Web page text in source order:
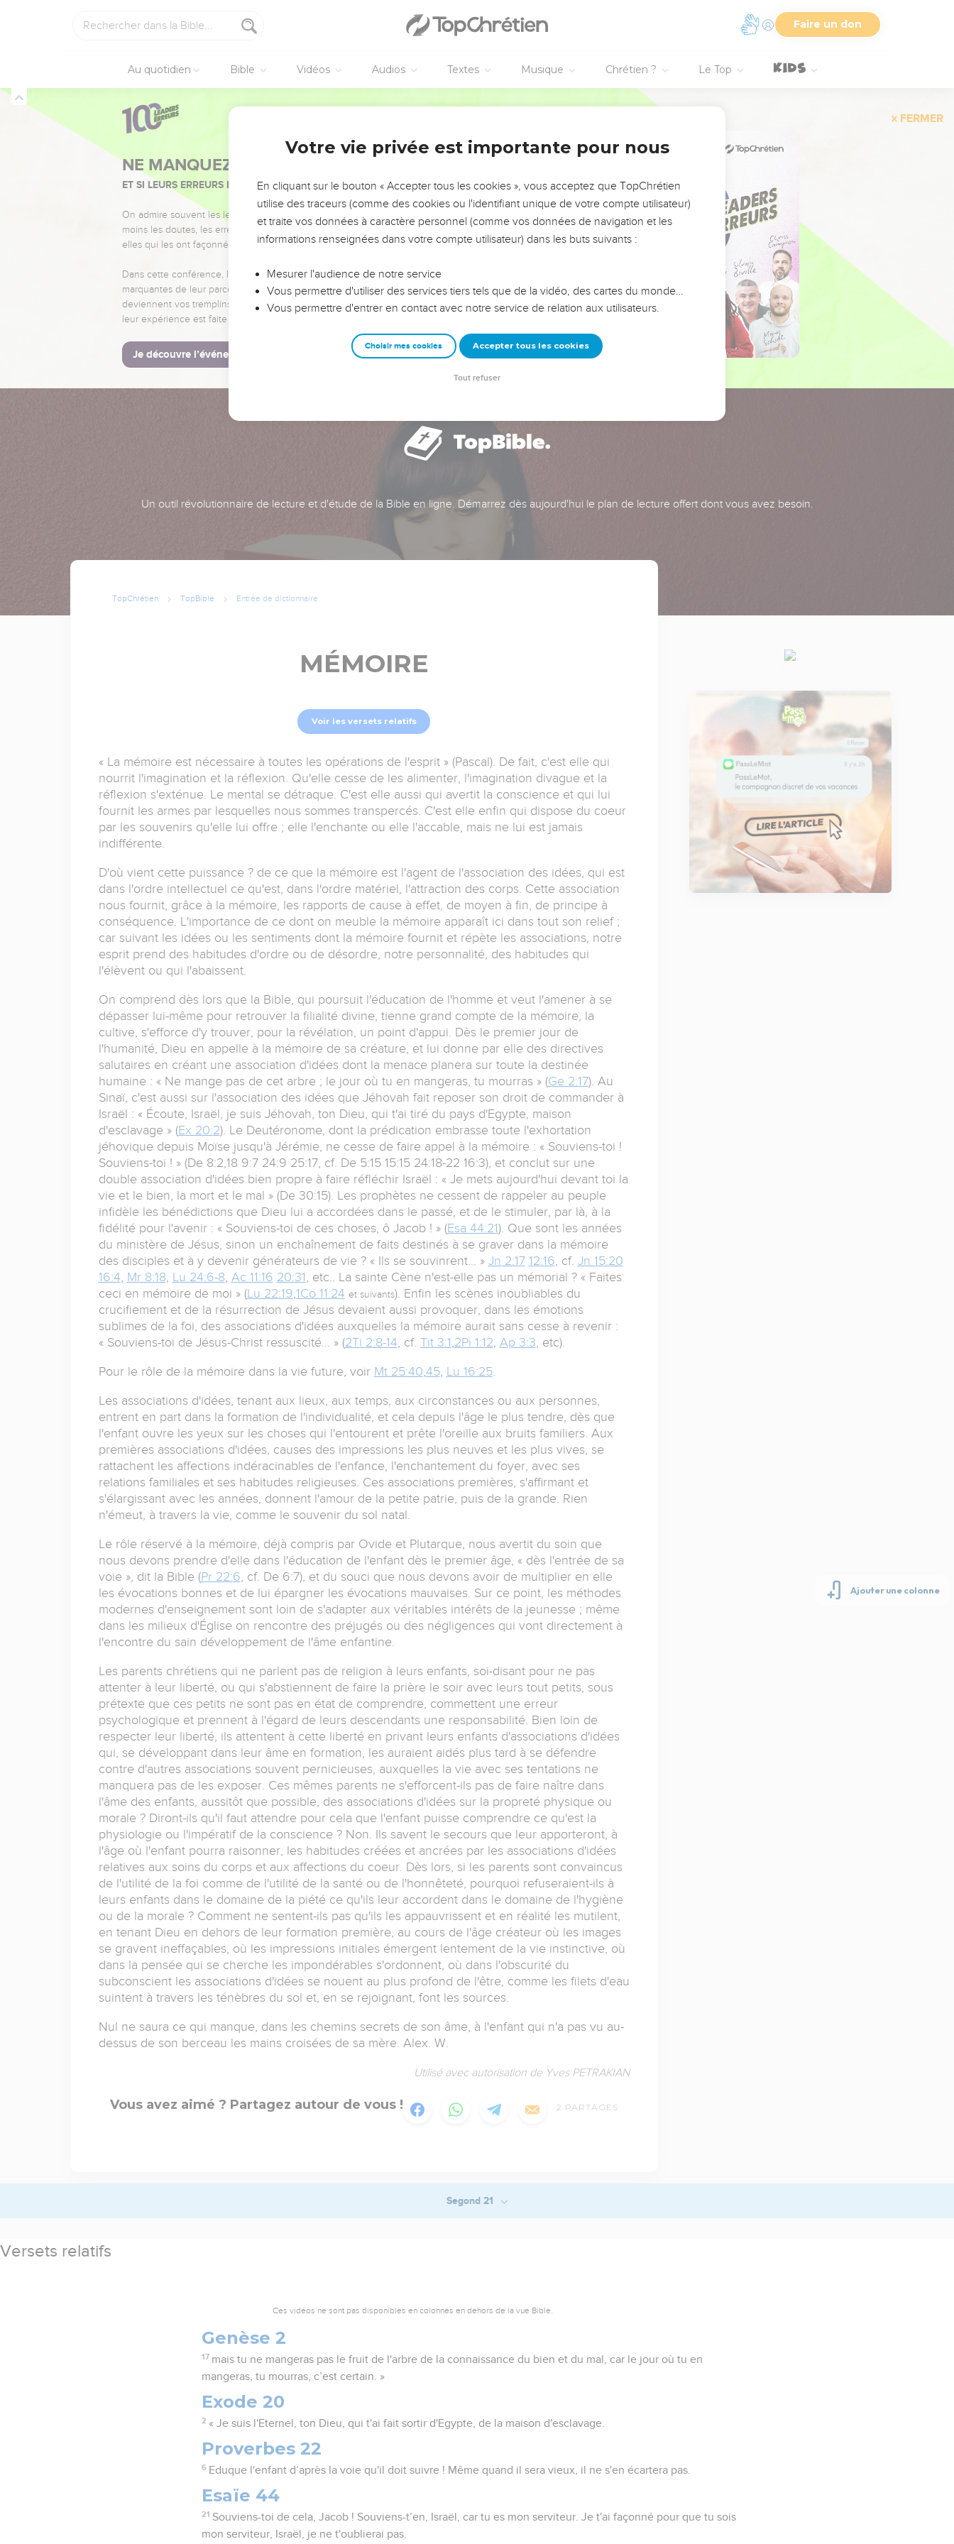
Faire un don
Au quotidien Bible Vidéos Audios Textes Musique Chrétien ? Le Top
FERMER
NE MANQUEZ PAS L’ÉVÉNEMENT DE L’ANNÉE !
ET SI LEURS ERREURS POUVAIENT VOUS ÉVITER LES VOTRES ?
On admire souvent les leaders pour leurs réussites, leur impact, leur foi ou leur vision. Mais on voit
moins les doutes, les erreurs et les saisons difficiles qu'ils ont traversés, alors même que ce sont
elles qui les ont façonnés.
Dans cette conférence, leaders, entrepreneurs, et responsables reviennent sur les erreurs
marquantes de leur parcours et les clés pour avancer avec plus de sagesse afin que leurs erreurs
deviennent vos tremplins. Que vous guidiez un ministère, une équipe, un groupe ou une famille,
leur expérience est faite pour vous.
Je découvre l’événement
Un outil révolutionnaire de lecture et d'étude de la Bible en ligne. Démarrez dès aujourd'hui le plan de lecture offert dont vous avez besoin.
TopChrétien TopBible Entrée de dictionnaire
MÉMOIRE
Voir les versets relatifs
« La mémoire est nécessaire à toutes les opérations de l'esprit » (Pascal). De fait, c'est elle qui
nourrit l'imagination et la réflexion. Qu'elle cesse de les alimenter, l'imagination divague et la
réflexion s'exténue. Le mental se détraque. C'est elle aussi qui avertit la conscience et qui lui
fournit les armes par lesquelles nous sommes transpercés. C'est elle enfin qui dispose du coeur
par les souvenirs qu'elle lui offre ; elle l'enchante ou elle l'accable, mais ne lui est jamais
indifférente.
D'où vient cette puissance ? de ce que la mémoire est l'agent de l'association des idées, qui est
dans l'ordre intellectuel ce qu'est, dans l'ordre matériel, l'attraction des corps. Cette association
nous fournit, grâce à la mémoire, les rapports de cause à effet, de moyen à fin, de principe à
conséquence. L'importance de ce dont on meuble la mémoire apparaît ici dans tout son relief ;
car suivant les idées ou les sentiments dont la mémoire fournit et répète les associations, notre
esprit prend des habitudes d'ordre ou de désordre, notre personnalité, des habitudes qui
l'élèvent ou qui l'abaissent.
On comprend dès lors que la Bible, qui poursuit l'éducation de l'homme et veut l'amener à se
dépasser lui-même pour retrouver la filialité divine, tienne grand compte de la mémoire, la
cultive, s'efforce d'y trouver, pour la révélation, un point d'appui. Dès le premier jour de
l'humanité, Dieu en appelle à la mémoire de sa créature, et lui donne par elle des directives
salutaires en créant une association d'idées dont la menace planera sur toute la destinée
humaine : « Ne mange pas de cet arbre ; le jour où tu en mangeras, tu mourras » (Ge 2:17). Au
Sinaï, c'est aussi sur l'association des idées que Jéhovah fait reposer son droit de commander à
Israël : « Écoute, Israël, je suis Jéhovah, ton Dieu, qui t'ai tiré du pays d'Egypte, maison
d'esclavage » (Ex 20:2). Le Deutéronome, dont la prédication embrasse toute l'exhortation
jéhovique depuis Moïse jusqu'à Jérémie, ne cesse de faire appel à la mémoire : « Souviens-toi !
Souviens-toi ! » (De 8:2,18 9:7 24:9 25:17, cf. De 5:15 15:15 24:18-22 16:3), et conclut sur une
double association d'idées bien propre à faire réfléchir Israël : « Je mets aujourd'hui devant toi la
vie et le bien, la mort et le mal » (De 30:15). Les prophètes ne cessent de rappeler au peuple
infidèle les bénédictions que Dieu lui a accordées dans le passé, et de le stimuler, par là, à la
fidélité pour l'avenir : « Souviens-toi de ces choses, ô Jacob ! » (Esa 44:21). Que sont les années
du ministère de Jésus, sinon un enchaînement de faits destinés à se graver dans la mémoire
des disciples et à y devenir générateurs de vie ? « Ils se souvinrent... » Jn 2:17 12:16 , cf. Jn 15:20
16:4 Mr 8:18 Lu 24:6-8 Ac 11:16 20:31 , etc.. La sainte Cène n'est-elle pas un mémorial ? « Faites
ceci en mémoire de moi » (Lu 22:19 1Co 11:24 et suivants). Enfin les scènes inoubliables du
crucifiement et de la résurrection de Jésus devaient aussi provoquer, dans les émotions
sublimes de la foi, des associations d'idées auxquelles la mémoire aurait sans cesse à revenir :
« Souviens-toi de Jésus-Christ ressuscité... » (2Ti 2:8-14 , cf. Tit 3:1 2Pi 1:12 Ap 3:3 , etc).
Pour le rôle de la mémoire dans la vie future, voir Mt 25:40 45, Lu 16:25.
Les associations d'idées, tenant aux lieux, aux temps, aux circonstances ou aux personnes,
entrent en part dans la formation de l'individualité, et cela depuis l'âge le plus tendre, dès que
l'enfant ouvre les yeux sur les choses qui l'entourent et prête l'oreille aux bruits familiers. Aux
premières associations d'idées, causes des impressions les plus neuves et les plus vives, se
rattachent les affections indéracinables de l'enfance, l'enchantement du foyer, avec ses
relations familiales et ses habitudes religieuses. Ces associations premières, s'affirmant et
s'élargissant avec les années, donnent l'amour de la petite patrie, puis de la grande. Rien
n'émeut, à travers la vie, comme le souvenir du sol natal.
Le rôle réservé à la mémoire, déjà compris par Ovide et Plutarque, nous avertit du soin que
nous devons prendre d'elle dans l'éducation de l'enfant dès le premier âge, « dès l'entrée de sa
voie », dit la Bible (Pr 22:6 , cf. De 6:7), et du souci que nous devons avoir de multiplier en elle
les évocations bonnes et de lui épargner les évocations mauvaises. Sur ce point, les méthodes
modernes d'enseignement sont loin de s'adapter aux véritables intérêts de la jeunesse ; même
dans les milieux d'Église on rencontre des préjugés ou des négligences qui vont directement à
l'encontre du sain développement de l'âme enfantine.
Les parents chrétiens qui ne parlent pas de religion à leurs enfants, soi-disant pour ne pas
attenter à leur liberté, ou qui s'abstiennent de faire la prière le soir avec leurs tout petits, sous
prétexte que ces petits ne sont pas en état de comprendre, commettent une erreur
psychologique et prennent à l'égard de leurs descendants une responsabilité. Bien loin de
respecter leur liberté, ils attentent à cette liberté en privant leurs enfants d'associations d'idées
qui, se développant dans leur âme en formation, les auraient aidés plus tard à se défendre
contre d'autres associations souvent pernicieuses, auxquelles la vie avec ses tentations ne
manquera pas de les exposer. Ces mêmes parents ne s'efforcent-ils pas de faire naître dans
l'âme des enfants, aussitôt que possible, des associations d'idées sur la propreté physique ou
morale ? Diront-ils qu'il faut attendre pour cela que l'enfant puisse comprendre ce qu'est la
physiologie ou l'impératif de la conscience ? Non. Ils savent le secours que leur apporteront, à
l'âge où l'enfant pourra raisonner, les habitudes créées et ancrées par les associations d'idées
relatives aux soins du corps et aux affections du coeur. Dès lors, si les parents sont convaincus
de l'utilité de la foi comme de l'utilité de la santé ou de l'honnêteté, pourquoi refuseraient-ils à
leurs enfants dans le domaine de la piété ce qu'ils leur accordent dans le domaine de l'hygiène
ou de la morale ? Comment ne sentent-ils pas qu'ils les appauvrissent et en réalité les mutilent,
en tenant Dieu en dehors de leur formation première, au cours de l'âge créateur où les images
se gravent ineffaçables, où les impressions initiales émergent lentement de la vie instinctive, où
dans la pensée qui se cherche les impondérables s'ordonnent, où dans l'obscurité du
subconscient les associations d'idées se nouent au plus profond de l'être, comme les filets d'eau
suintent à travers les ténèbres du sol et, en se rejoignant, font les sources.
Nul ne saura ce qui manque, dans les chemins secrets de son âme, à l'enfant qui n'a pas vu au-
dessus de son berceau les mains croisées de sa mère. Alex. W.
Utilisé avec autorisation de Yves PETRAKIAN
Vous avez aimé ? Partagez autour de vous ! 2 PARTAGES
Segond 21
Versets relatifs
Ces vidéos ne sont pas disponibles en colonnes en dehors de la vue Bible.
Genèse 2
17 mais tu ne mangeras pas le fruit de l'arbre de la connaissance du bien et du mal, car le jour où tu en
mangeras, tu mourras, c’est certain. »
Exode 20
2 « Je suis l'Eternel, ton Dieu, qui t'ai fait sortir d'Egypte, de la maison d'esclavage.
Proverbes 22
6 Eduque l'enfant d’après la voie qu'il doit suivre ! Même quand il sera vieux, il ne s'en écartera pas.
Esaïe 44
21 Souviens-toi de cela, Jacob ! Souviens-t’en, Israël, car tu es mon serviteur. Je t'ai façonné pour que tu sois
mon serviteur, Israël, je ne t'oublierai pas.
Votre vie privée est importante pour nous
En cliquant sur le bouton « Accepter tous les cookies », vous acceptez que TopChrétien
utilise des traceurs (comme des cookies ou l'identifiant unique de votre compte utilisateur)
et traite vos données à caractère personnel (comme vos données de navigation et les
informations renseignées dans votre compte utilisateur) dans les buts suivants :
Mesurer l'audience de notre service
Vous permettre d'utiliser des services tiers tels que de la vidéo, des cartes du monde…
Vous permettre d'entrer en contact avec notre service de relation aux utilisateurs.
Choisir mes cookies Accepter tous les cookies
Tout refuser